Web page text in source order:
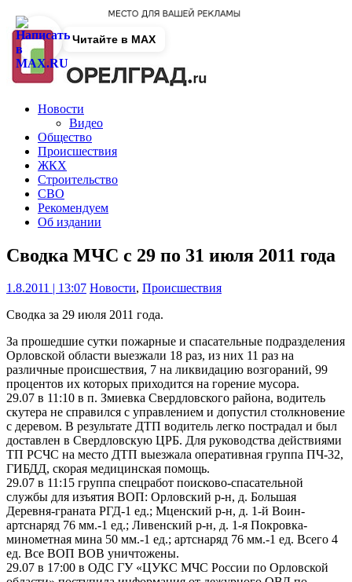
Новости
Видео
Общество
Происшествия
ЖКХ
Строительство
СВО
Рекомендуем
Об издании
Сводка МЧС с 29 по 31 июля 2011 года
1.8.2011 | 13:07 Новости, Происшествия
Сводка за 29 июля 2011 года.
За прошедшие сутки пожарные и спасательные подразделения
Орловской области выезжали 18 раз, из них 11 раз на
различные происшествия, 7 на ликвидацию возгораний, 99
процентов их которых приходится на горение мусора.
29.07 в 11:10 в п. Змиевка Свердловского района, водитель
скутера не справился с управлением и допустил столкновение
с деревом. В результате ДТП водитель легко пострадал и был
доставлен в Свердловскую ЦРБ. Для руководства действиями
ТП РСЧС на место ДТП выезжала оперативная группа ПЧ-32,
ГИБДД, скорая медицинская помощь.
29.07 в 11:15 группа спецработ поисково-спасательной
службы для изъятия ВОП: Орловский р-н, д. Большая
Деревня-граната РГД-1 ед.; Мценский р-н, д. 1-й Воин-
артснаряд 76 мм.-1 ед.; Ливенский р-н, д. 1-я Покровка-
минометная мина 50 мм.-1 ед.; артснаряд 76 мм.-1 ед. Всего 4
ед. Все ВОП ВОВ уничтожены.
29.07 в 17:00 в ОДС ГУ «ЦУКС МЧС России по Орловской
Читайте в MAX